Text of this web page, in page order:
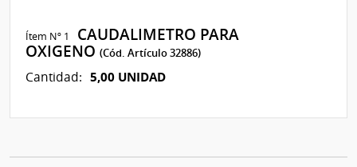
Ítem Nº 1
CAUDALIMETRO PARA
OXIGENO(Cód. Artículo 32886)
Cantidad: 5,00 UNIDAD